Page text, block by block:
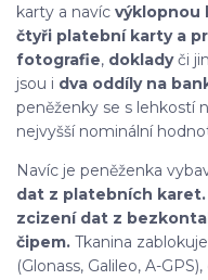
karty a navíc výklopnou
čtyři platební karty a
fotografie, dokladyči
jsou i dva oddíly na
peněženky se s lehkostí
nejvyšší nominální
Navíc je peněženka
dat z platebních karet.
zcizení dat z
čipem. Tkanina
(Glonass, Galileo, A-